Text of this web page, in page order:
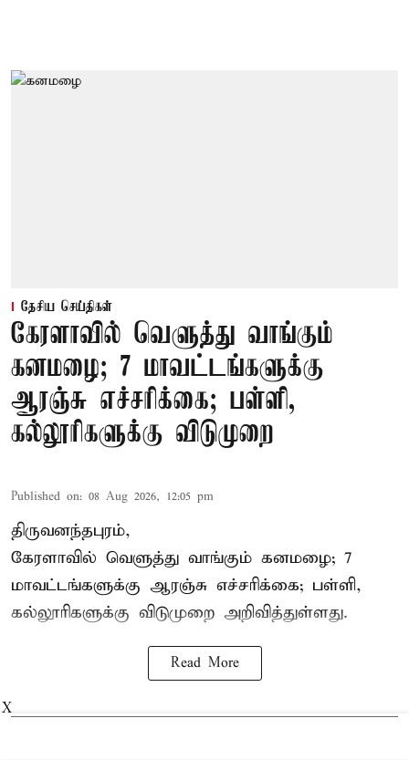
தேசிய செய்திகள்
கேரளாவில் வெளுத்து வாங்கும்
கனமழை; 7 மாவட்டங்களுக்கு
ஆரஞ்சு எச்சரிக்கை; பள்ளி,
கல்லூரிகளுக்கு விடுமுறை
Published on: 08 Aug 2026, 12:05 pm
திருவனந்தபுரம்,
கேரளாவில் வெளுத்து வாங்கும் கனமழை; 7
மாவட்டங்களுக்கு ஆரஞ்சு எச்சரிக்கை; பள்ளி,
கல்லூரிகளுக்கு விடுமுறை அறிவித்துள்ளது.
Read More
X